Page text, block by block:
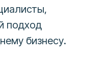
подход
бизнесу.